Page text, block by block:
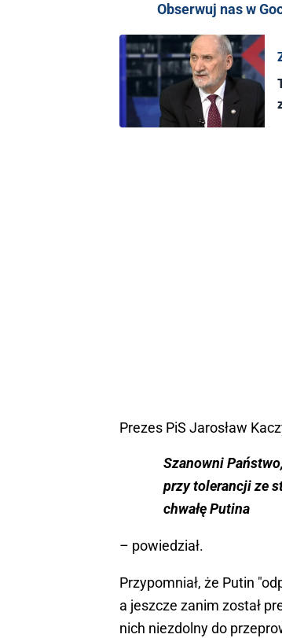
Obserwuj nas w
Prezes PiS Jarosław
Szanowni
przy tolerancji ze
chwałę Putina
– powiedział.
Przypomniał, że Putin
a jeszcze zanim został
nich niezdolny do